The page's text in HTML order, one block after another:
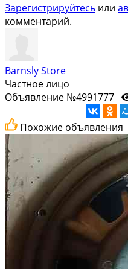
Зарегистрируйтесь или
комментарий.
Barnsly Store
Частное лицо
Объявление №4991777
Похожие объявления